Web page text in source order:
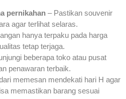
pernikahan – Pastikan souvenir
agar terlihat selaras.
hanya terpaku pada harga
tetap terjaga.
beberapa toko atau pusat
penawaran terbaik.
memesan mendekati hari H agar
memastikan barang sesuai